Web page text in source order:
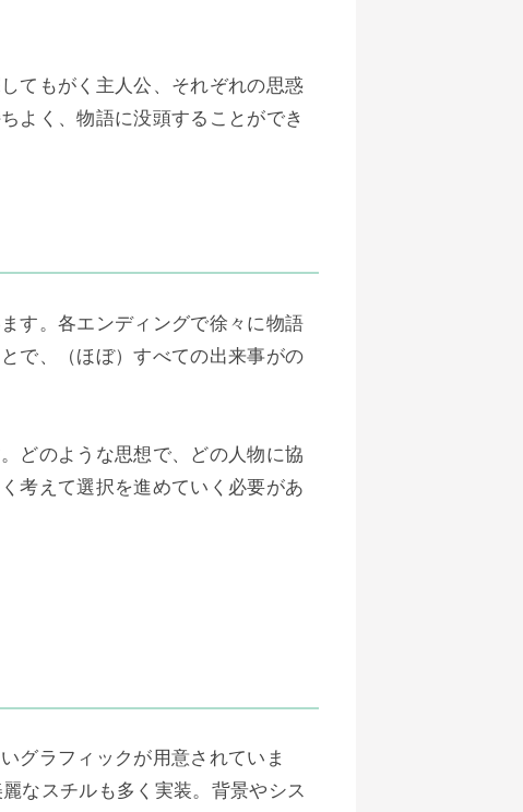
てもがく主人公、それぞれの思惑
よく、物語に没頭することができ
す。各エンディングで徐々に物語
で、（ほぼ）すべての出来事がの
どのような思想で、どの人物に協
考えて選択を進めていく必要があ
グラフィックが用意されていま
なスチルも多く実装。背景やシス